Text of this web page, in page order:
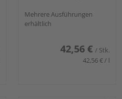
Mehrere Ausführungen
erhältlich
42,56 € / Stk.
42,56 € / l